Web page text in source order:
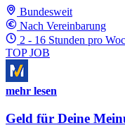
Bundesweit
Nach Vereinbarung
2 - 16 Stunden pro
TOP JOB
mehr lesen
Geld für Deine